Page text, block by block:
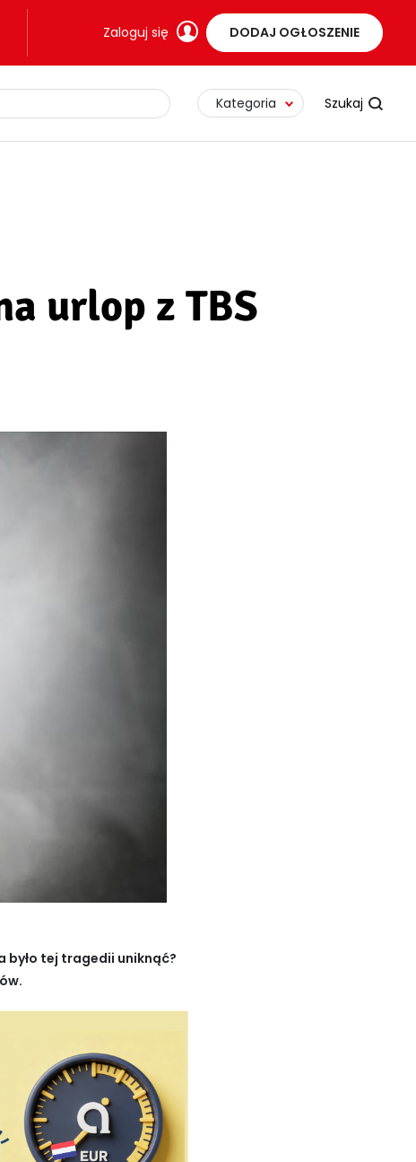
Zaloguj się DODAJ OGŁOSZENIE
Kategoria
urlop z TBS
było tej tragedii uniknąć?